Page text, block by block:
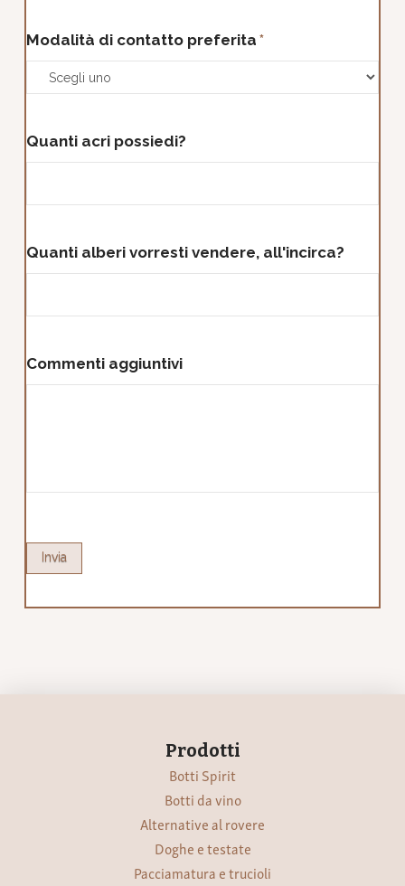
Modalità di contatto preferita *
Quanti acri possiedi?
Quanti alberi vorresti vendere, all'incirca?
Commenti aggiuntivi
Invia
Prodotti
Botti Spirit
Botti da vino
Alternative al rovere
Doghe e testate
Pacciamatura e trucioli